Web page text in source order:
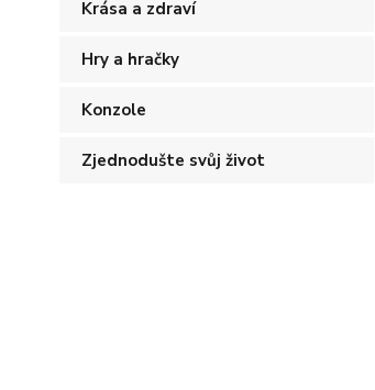
Krása a zdraví
Hry a hračky
Konzole
Zjednodušte svůj život